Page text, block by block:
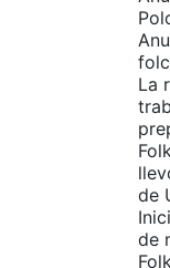
La
de
de